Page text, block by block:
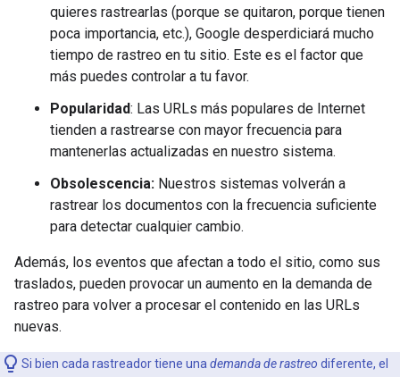
quieres rastrearlas (porque se quitaron, porque tienen
poca importancia, etc.), Google desperdiciará mucho
tiempo de rastreo en tu sitio. Este es el factor que
más puedes controlar a tu favor.
Popularidad: Las URLs más populares de Internet
tienden a rastrearse con mayor frecuencia para
mantenerlas actualizadas en nuestro sistema.
Obsolescencia: Nuestros sistemas volverán a
rastrear los documentos con la frecuencia suficiente
para detectar cualquier cambio.
Además, los eventos que afectan a todo el sitio, como sus
traslados, pueden provocar un aumento en la demanda de
rastreo para volver a procesar el contenido en las URLs
nuevas.
Si bien cada rastreador tiene una demanda de rastreo diferente, el